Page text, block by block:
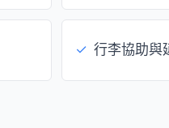
✓ 行李協助與